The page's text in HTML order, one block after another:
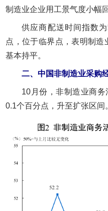
制造业企业用工景气度小幅
供应商配送时间指数
点，位于临界点，表明制造
基本持平。
二、中国非制造业采购
10月份，非制造业商
0.1个百分点，升至扩张区间